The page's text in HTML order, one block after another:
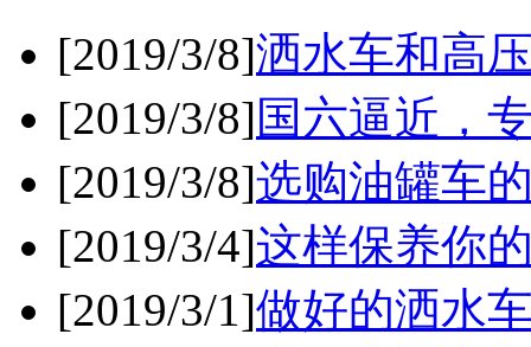
[2019/3/8]洒水车和高
[2019/3/8]国六逼近，
[2019/3/8]选购油罐车
[2019/3/4]这样保养你
[2019/3/1]做好的洒水